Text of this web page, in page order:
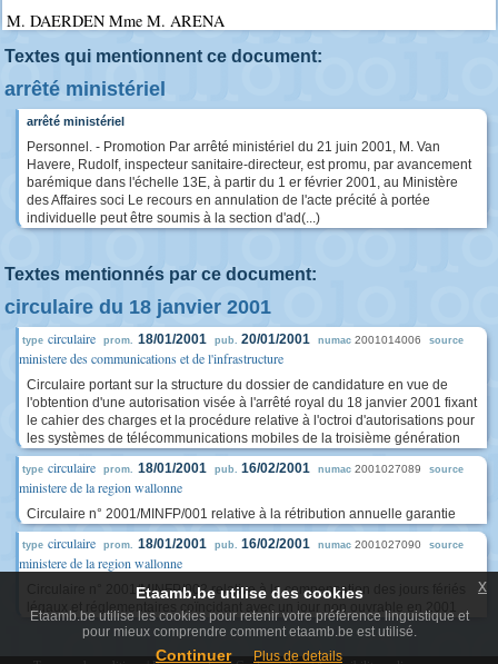
M. DAERDEN Mme M. ARENA
Textes qui mentionnent ce document:
arrêté ministériel
arrêté ministériel
Personnel. - Promotion Par arrêté ministériel du 21 juin 2001, M. Van
Havere, Rudolf, inspecteur sanitaire-directeur, est promu, par avancement
barémique dans l'échelle 13E, à partir du 1 er février 2001, au Ministère
des Affaires soci Le recours en annulation de l'acte précité à portée
individuelle peut être soumis à la section d'ad(...)
Textes mentionnés par ce document:
circulaire du 18 janvier 2001
type circulaire prom. 18/01/2001 pub. 20/01/2001 numac 2001014006 source
ministere des communications et de l'infrastructure
Circulaire portant sur la structure du dossier de candidature en vue de
l'obtention d'une autorisation visée à l'arrêté royal du 18 janvier 2001 fixant
le cahier des charges et la procédure relative à l'octroi d'autorisations pour
les systèmes de télécommunications mobiles de la troisième génération
type circulaire prom. 18/01/2001 pub. 16/02/2001 numac 2001027089 source
ministere de la region wallonne
Circulaire n° 2001/MINFP/001 relative à la rétribution annuelle garantie
type circulaire prom. 18/01/2001 pub. 16/02/2001 numac 2001027090 source
ministere de la region wallonne
Circulaire n° 2001/MINFP/002 relative à la compensation des jours fériés
légaux et réglementaires coïncidant avec un jour non ouvrable en 2001
Etaamb.be utilise des cookies
Etaamb.be utilise les cookies pour retenir votre préférence linguistique et
pour mieux comprendre comment etaamb.be est utilisé.
Continuer Plus de details
x